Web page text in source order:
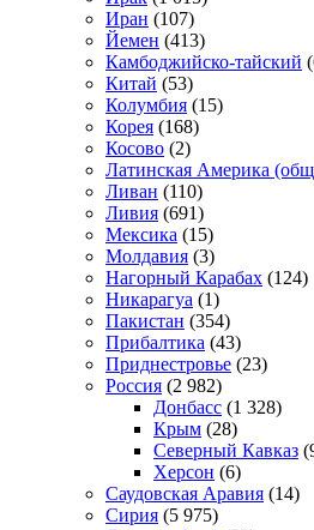
Иран (107)
Йемен (413)
Камбоджийско-тайский
Китай (53)
Колумбия (15)
Корея (168)
Косово (2)
Латинская Америка
Ливан (110)
Ливия (691)
Мексика (15)
Молдавия (3)
Нагорный Карабах (124)
Никарагуа (1)
Пакистан (354)
Прибалтика (43)
Приднестровье (23)
Россия (2 982)
Донбасс (1 328)
Крым (28)
Северный Кавказ
Херсон (6)
Саудовская Аравия (14)
Сирия (5 975)